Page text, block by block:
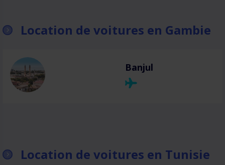
Location de voitures en Gambie
Banjul
Location de voitures en Tunisie